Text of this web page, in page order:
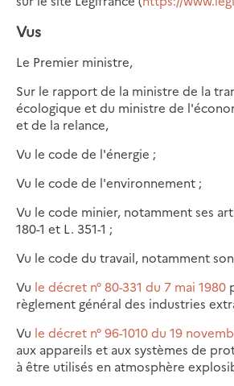
Vus
Le Premier ministre,
Sur le rapport de la ministre de la
écologique et du ministre de
et de la relance,
Vu le code de l'énergie ;
Vu le code de l'environnement ;
Vu le code minier, notamment ses
180-1 et L. 351-1 ;
Vu le code du travail, notamment son
Vu le décret n° 80-331 du 7 mai 1980
règlement général des industries
Vu le décret n° 96-1010 du 19
aux appareils et aux systèmes de
à être utilisés en atmosphère